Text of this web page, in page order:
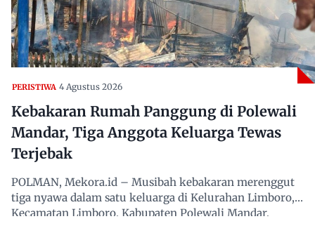
PERISTIWA 4 Agustus 2026
Kebakaran Rumah Panggung di Polewali
Mandar, Tiga Anggota Keluarga Tewas
Terjebak
POLMAN, Mekora.id – Musibah kebakaran merenggut
tiga nyawa dalam satu keluarga di Kelurahan Limboro,
Kecamatan Limboro, Kabupaten Polewali Mandar,